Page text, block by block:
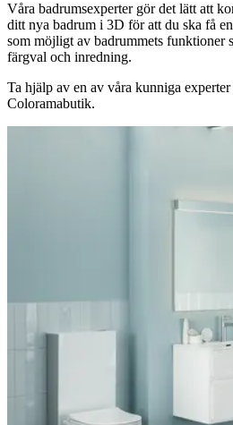
Våra badrumsexperter gör det lätt att
ditt nya badrum i 3D för att du ska få
som möjligt av badrummets funktioner
färgval och inredning.
Ta hjälp av en av våra kunniga
Coloramabutik.